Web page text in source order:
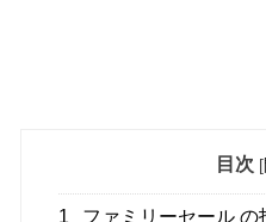
目次 [
1 ファミリーセール